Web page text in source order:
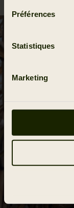
Préférences
Statistiques
Marketing